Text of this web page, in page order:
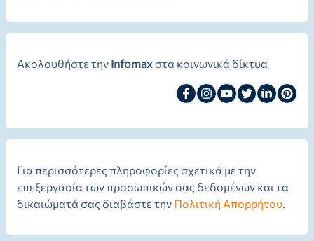
Ακολουθήστε την Infomaxστα κοινωνικά δίκτυα
Για περισσότερες πληροφορίες σχετικά με την
επεξεργασία των προσωπικών σας δεδομένων και τα
δικαιώματά σας διαβάστε την Πολιτική Απορρήτου